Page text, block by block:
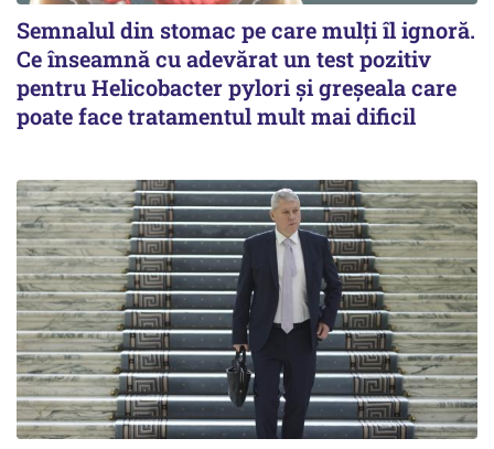
Semnalul din stomac pe care mulți îl ignoră.
Ce înseamnă cu adevărat un test pozitiv
pentru Helicobacter pylori și greșeala care
poate face tratamentul mult mai dificil